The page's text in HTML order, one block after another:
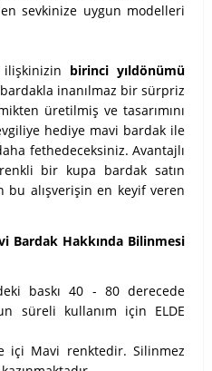
sevkinize uygun modelleri
birinci yıldönümü
inanılmaz bir sürpriz
üretilmiş ve tasarımını
hediye mavi bardak ile
fethedeceksiniz. Avantajlı
bir kupa bardak satın
alışverişin en keyif veren
Bardak Hakkında Bilinmesi
baskı 40 - 80 derecede
süreli kullanım için ELDE
içi Mavi renktedir. Silinmez